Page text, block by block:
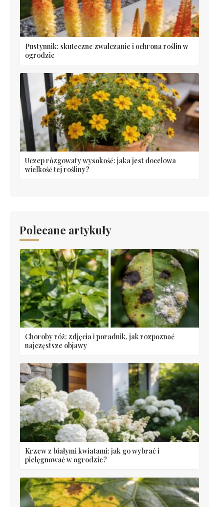
Pustynnik: skuteczne zwalczanie i ochrona roślin w
ogrodzie
Uczep rózgowaty wysokość: jaka jest docelowa
wielkość tej rośliny?
Polecane artykuły
Choroby róż: zdjęcia i poradnik, jak rozpoznać
najczęstsze objawy
Krzew z białymi kwiatami: jak go wybrać i
pielęgnować w ogrodzie?